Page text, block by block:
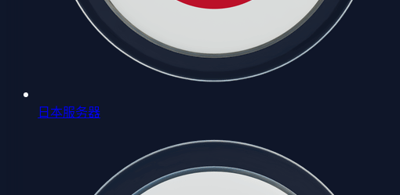
日本服务器